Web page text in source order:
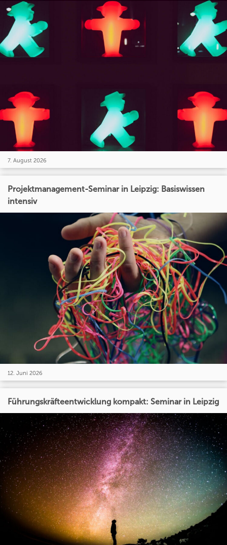
7. August 2026
Projektmanagement-Seminar in Leipzig: Basiswissen
intensiv
12. Juni 2026
Führungskräfteentwicklung kompakt: Seminar in Leipzig